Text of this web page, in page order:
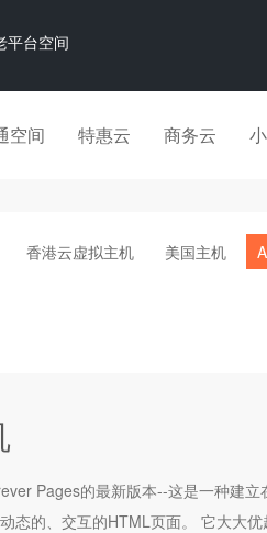
平台空间
空间 特惠云 商务云
香港云虚拟主机 美国主机
Pages的最新版本--这是一种建
态的、交互的HTML页面。 它大大